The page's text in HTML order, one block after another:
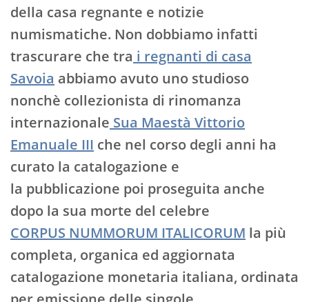
della casa regnante e notizie
numismatiche. Non dobbiamo infatti
trascurare che tra i regnanti di casa
Savoia abbiamo avuto uno studioso
nonchè collezionista di rinomanza
internazionale Sua Maestà Vittorio
Emanuale III che nel corso degli anni ha
curato la catalogazione e
la pubblicazione poi proseguita anche
dopo la sua morte del celebre
CORPUS NUMMORUM ITALICORUM la più
completa, organica ed aggiornata
catalogazione monetaria italiana, ordinata